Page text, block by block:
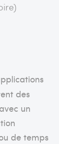
des
un
de temps